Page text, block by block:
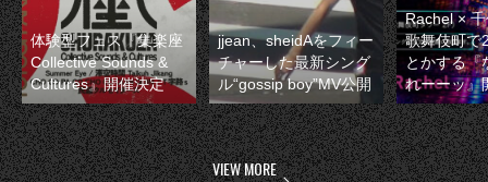
体験型フェス『集楽座
Collective Sounds &
Cultures』開催決定
jjean、sheidAをフィー
チャーした最新シング
ル“gossip boy”MV公開
Rachel ×
歌舞伎町で
とかする『
れーーッ』
VIEW MORE